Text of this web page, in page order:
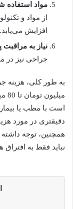
مواد استفاده
از مواد و
افزایش می‌یابد.
نیاز به
جراحی نیز در
است با مطب یا
دقیقتری در مورد
همچنین، توجه
نباید فقط به